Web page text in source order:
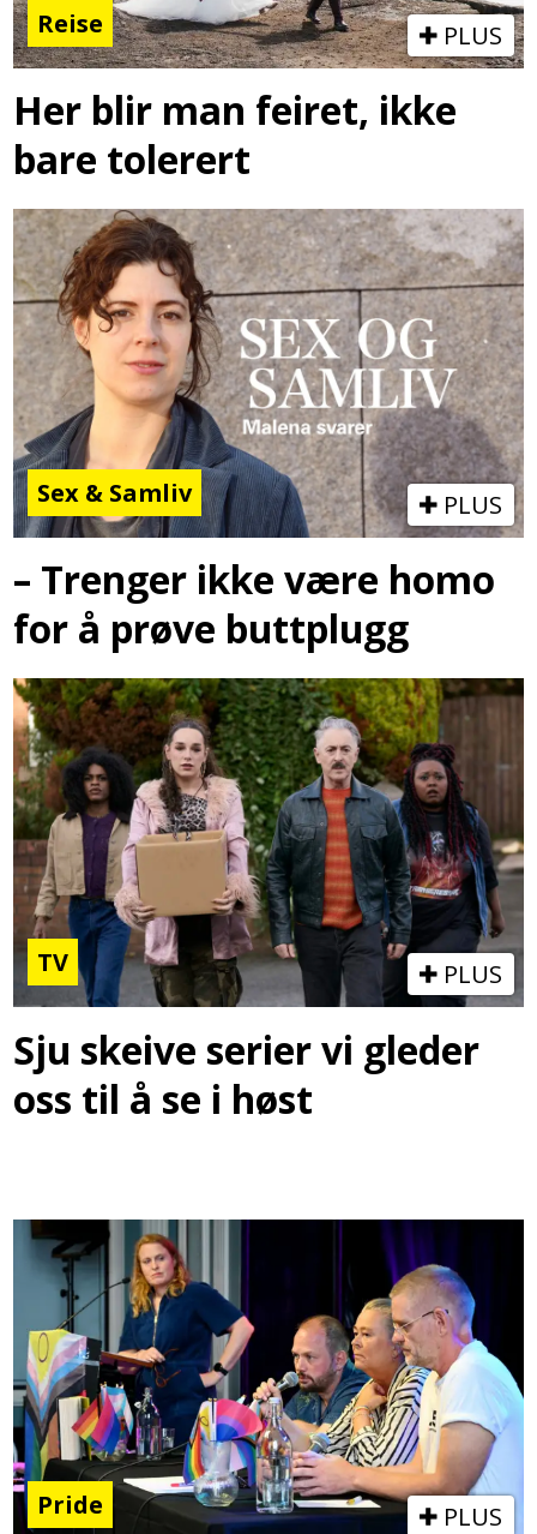
Reise PLUS
Her blir man feiret, ikke
bare tolerert
Sex & Samliv PLUS
– Trenger ikke være homo
for å prøve buttplugg
TV PLUS
Sju skeive serier vi gleder
oss til å se i høst
Pride PLUS